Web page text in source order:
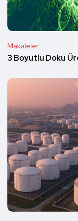
Makaleler
3 Boyutlu Doku